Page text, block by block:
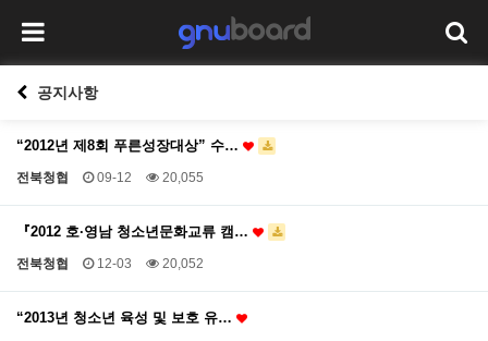
공지사항
“2012년 제8회 푸른성장대상” 수…
전북청협 09-12 20,055
『2012 호·영남 청소년문화교류 캠…
전북청협 12-03 20,052
“2013년 청소년 육성 및 보호 유…